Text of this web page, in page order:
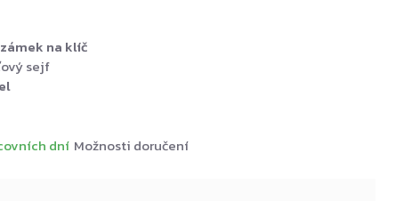
dní Možnosti doručení
na klíč
sejf